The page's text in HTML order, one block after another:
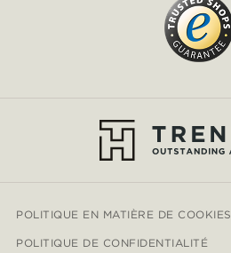
POLITIQUE EN MATIÈRE DE COOKIES
POLITIQUE DE CONFIDENTIALITÉ